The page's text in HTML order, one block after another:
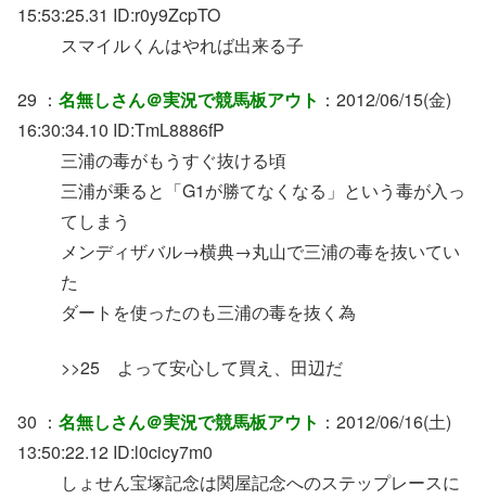
15:53:25.31 ID:r0y9ZcpTO
スマイルくんはやれば出来る子
29 ： 名無しさん＠実況で競馬板アウト ：2012/06/15(金)
16:30:34.10 ID:TmL8886fP
三浦の毒がもうすぐ抜ける頃
三浦が乗ると「G1が勝てなくなる」という毒が入っ
てしまう
メンディザバル→横典→丸山で三浦の毒を抜いてい
た
ダートを使ったのも三浦の毒を抜く為
>>25 よって安心して買え、田辺だ
30 ： 名無しさん＠実況で競馬板アウト ：2012/06/16(土)
13:50:22.12 ID:l0cicy7m0
しょせん宝塚記念は関屋記念へのステップレースに